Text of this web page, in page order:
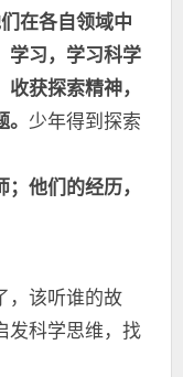
在各自领域中
学习，学习科学
获探索精神，
少年得到探索
他们的经历，
，该听谁的故
发科学思维，找